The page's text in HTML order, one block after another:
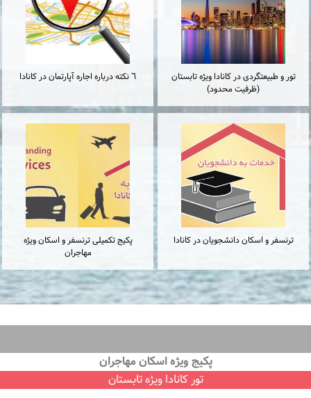
تور و طبیعتگردی در کانادا ویژه تابستان
(ظرفیت محدود)
٦ نكته درباره اجاره آپارتمان در كانادا
ترنسفر و اسكان دانشجويان در كانادا
پكيج تكميلى ترنسفر و اسكان ويژه
مهاجران
پكيج ويژه اسكان مهاجران
تور كانادا ویژه تابستان